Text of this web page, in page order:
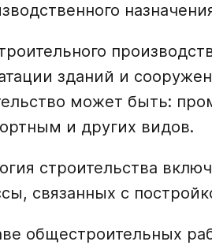
зданий и
может быть:
и других видов.
строительства
связанных с
общестроительных